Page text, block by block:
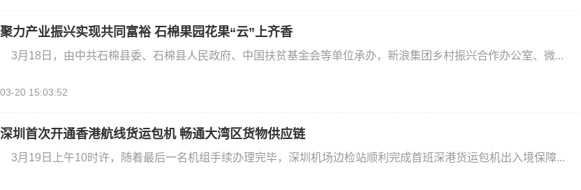
聚力产业振兴实现共同富裕 石棉果园花果“云”上齐香
3月18日，由中共石棉县委、石棉县人民政府、中国扶贫基金会等单位承办，新浪集团乡村振兴合作办公室、微...
03-20 15:03:52
深圳首次开通香港航线货运包机 畅通大湾区货物供应链
3月19日上午10时许，随着最后一名机组手续办理完毕，深圳机场边检站顺利完成首班深港货运包机出入境保障...